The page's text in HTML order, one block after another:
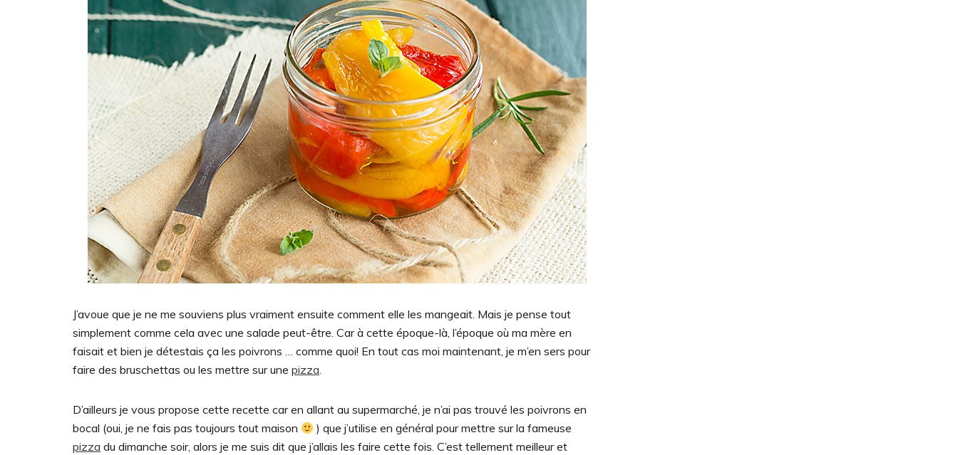
J’avoue que je ne me souviens plus vraiment ensuite comment elle les mangeait. Mais je pense tout
simplement comme cela avec une salade peut-être. Car à cette époque-là, l’époque où ma mère en
faisait et bien je détestais ça les poivrons … comme quoi! En tout cas moi maintenant, je m’en sers pour
faire des bruschettas ou les mettre sur une pizza.
D’ailleurs je vous propose cette recette car en allant au supermarché, je n’ai pas trouvé les poivrons en
bocal (oui, je ne fais pas toujours tout maison
) que j’utilise en général pour mettre sur la fameuse
pizza du dimanche soir, alors je me suis dit que j’allais les faire cette fois. C’est tellement meilleur et